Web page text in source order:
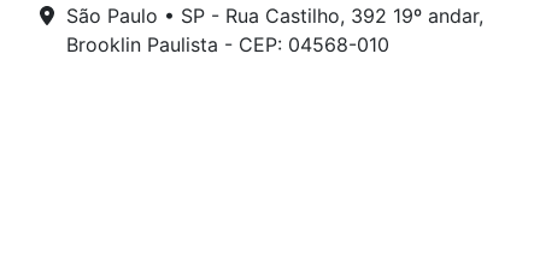
São Paulo • SP - Rua Castilho, 392 19º andar,
Brooklin Paulista - CEP: 04568-010